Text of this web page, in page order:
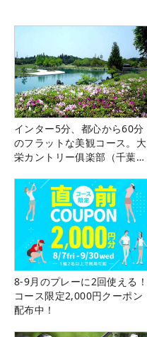
インター5分、都心から60分
のフラットな美観コース。大
栄カントリー俱楽部（千葉
8-9月のプレーに2回使える！
コース限定2,000円クーポン
配布中！